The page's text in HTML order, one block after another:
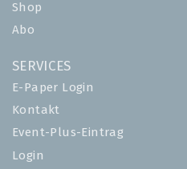
Shop
Abo
SERVICES
E-Paper Login
Kontakt
Event-Plus-Eintrag
Login